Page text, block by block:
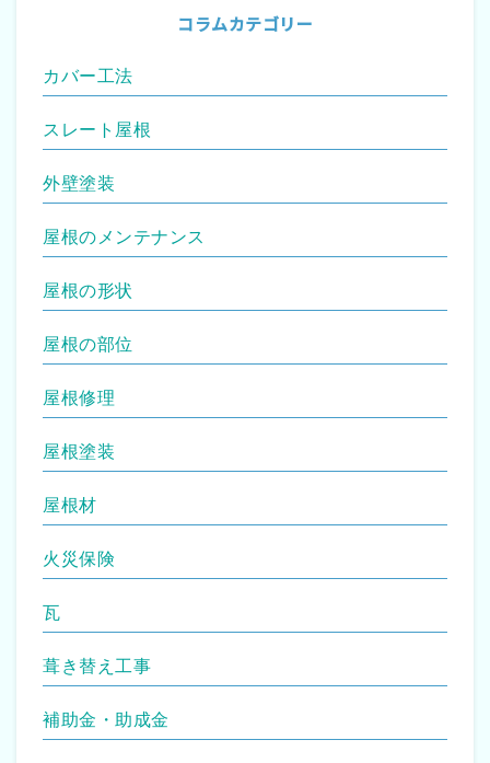
コラムカテゴリー
カバー工法
スレート屋根
外壁塗装
屋根のメンテナンス
屋根の形状
屋根の部位
屋根修理
屋根塗装
屋根材
火災保険
瓦
葺き替え工事
補助金・助成金